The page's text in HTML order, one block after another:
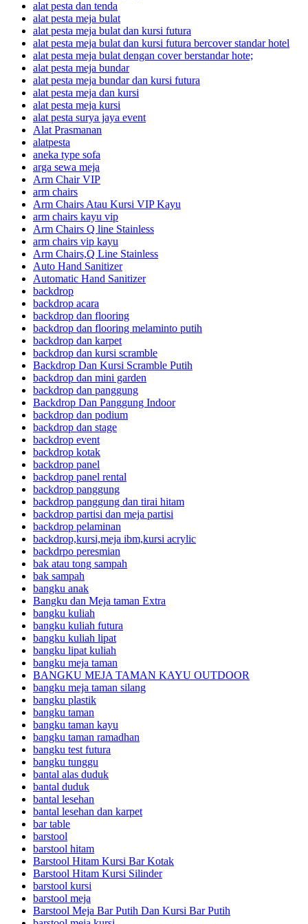
alat pesta dan tenda
alat pesta meja bulat
alat pesta meja bulat dan kursi futura
alat pesta meja bulat dan kursi futura bercover standar hotel
alat pesta meja bulat dengan cover berstandar hote;
alat pesta meja bundar
alat pesta meja bundar dan kursi futura
alat pesta meja dan kursi
alat pesta meja kursi
alat pesta surya jaya event
Alat Prasmanan
alatpesta
aneka type sofa
arga sewa meja
Arm Chair VIP
arm chairs
Arm Chairs Atau Kursi VIP Kayu
arm chairs kayu vip
Arm Chairs Q line Stainless
arm chairs vip kayu
Arm Chairs,Q Line Stainless
Auto Hand Sanitizer
Automatic Hand Sanitizer
backdrop
backdrop acara
backdrop dan flooring
backdrop dan flooring melaminto putih
backdrop dan karpet
backdrop dan kursi scramble
Backdrop Dan Kursi Scramble Putih
backdrop dan mini garden
backdrop dan panggung
Backdrop Dan Panggung Indoor
backdrop dan podium
backdrop dan stage
backdrop event
backdrop kotak
backdrop panel
backdrop panel rental
backdrop panggung
backdrop panggung dan tirai hitam
backdrop partisi dan meja partisi
backdrop pelaminan
backdrop,kursi,meja ibm,kursi acrylic
backdrpo peresmian
bak atau tong sampah
bak sampah
bangku anak
Bangku dan Meja taman Extra
bangku kuliah
bangku kuliah futura
bangku kuliah lipat
bangku lipat kuliah
bangku meja taman
BANGKU MEJA TAMAN KAYU OUTDOOR
bangku meja taman silang
bangku plastik
bangku taman
bangku taman kayu
bangku taman ramadhan
bangku test futura
bangku tunggu
bantal alas duduk
bantal duduk
bantal lesehan
bantal lesehan dan karpet
bar table
barstool
barstool hitam
Barstool Hitam Kursi Bar Kotak
Barstool Hitam Kursi Silinder
barstool kursi
barstool meja
Barstool Meja Bar Putih Dan Kursi Bar Putih